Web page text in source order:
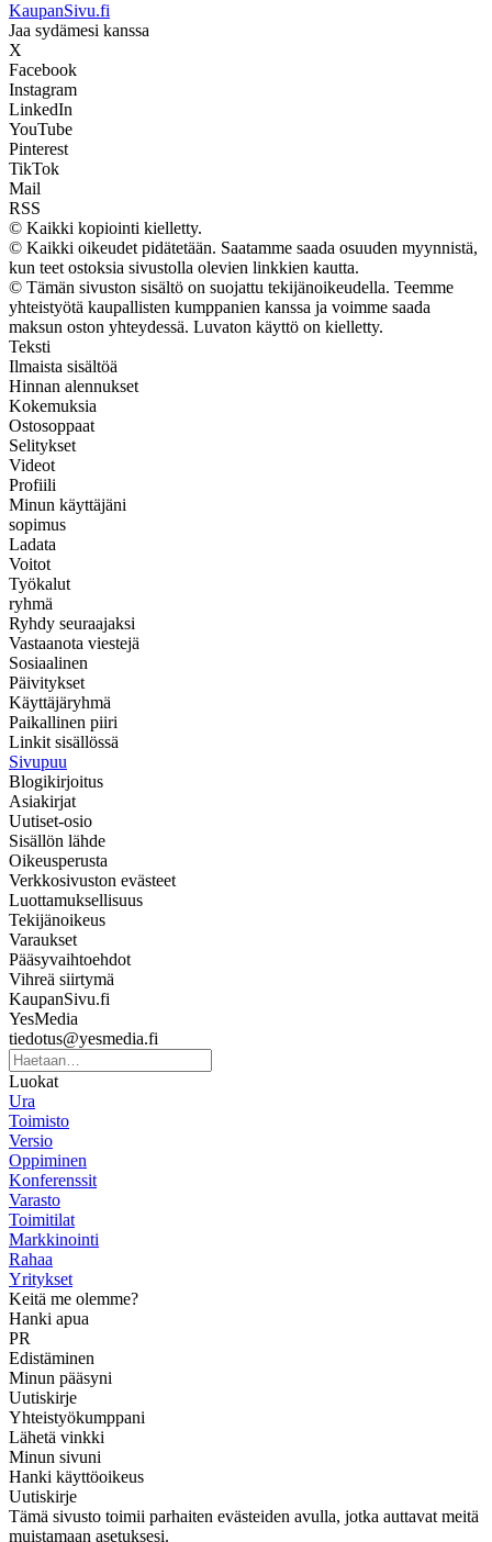
KaupanSivu.fi
Jaa sydämesi kanssa
X
Facebook
Instagram
LinkedIn
YouTube
Pinterest
TikTok
Mail
RSS
© Kaikki kopiointi kielletty.
© Kaikki oikeudet pidätetään. Saatamme saada osuuden myynnistä,
kun teet ostoksia sivustolla olevien linkkien kautta.
© Tämän sivuston sisältö on suojattu tekijänoikeudella. Teemme
yhteistyötä kaupallisten kumppanien kanssa ja voimme saada
maksun oston yhteydessä. Luvaton käyttö on kielletty.
Teksti
Ilmaista sisältöä
Hinnan alennukset
Kokemuksia
Ostosoppaat
Selitykset
Videot
Profiili
Minun käyttäjäni
sopimus
Ladata
Voitot
Työkalut
ryhmä
Ryhdy seuraajaksi
Vastaanota viestejä
Sosiaalinen
Päivitykset
Käyttäjäryhmä
Paikallinen piiri
Linkit sisällössä
Sivupuu
Blogikirjoitus
Asiakirjat
Uutiset-osio
Sisällön lähde
Oikeusperusta
Verkkosivuston evästeet
Luottamuksellisuus
Tekijänoikeus
Varaukset
Pääsyvaihtoehdot
Vihreä siirtymä
KaupanSivu.fi
YesMedia
tiedotus@yesmedia.fi
Luokat
Ura
Toimisto
Versio
Oppiminen
Konferenssit
Varasto
Toimitilat
Markkinointi
Rahaa
Yritykset
Keitä me olemme?
Hanki apua
PR
Edistäminen
Minun pääsyni
Uutiskirje
Yhteistyökumppani
Lähetä vinkki
Minun sivuni
Hanki käyttöoikeus
Uutiskirje
Tämä sivusto toimii parhaiten evästeiden avulla, jotka auttavat meitä
muistamaan asetuksesi.